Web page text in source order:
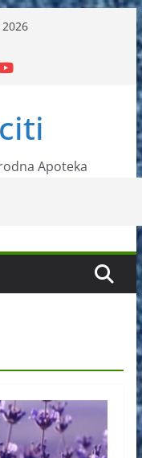
metodama
uz pomoć čaja
Apoteka